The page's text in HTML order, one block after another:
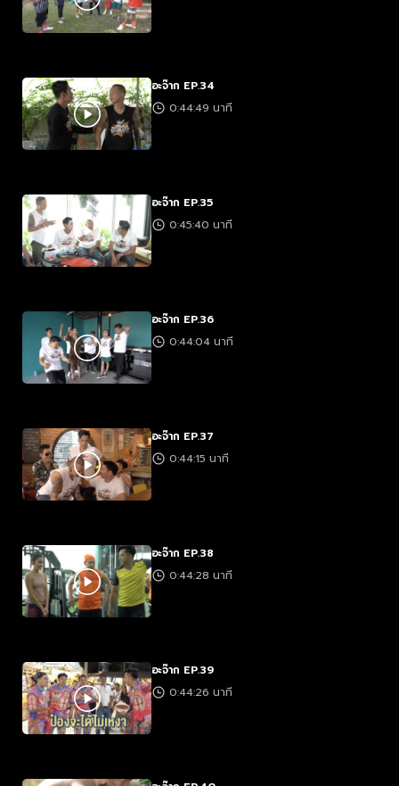
อะจ๊าก EP.34
0:44:49 นาที
อะจ๊าก EP.35
0:45:40 นาที
อะจ๊าก EP.36
0:44:04 นาที
อะจ๊าก EP.37
0:44:15 นาที
อะจ๊าก EP.38
0:44:28 นาที
อะจ๊าก EP.39
0:44:26 นาที